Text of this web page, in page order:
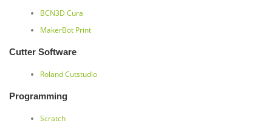
BCN3D Cura
MakerBot Print
Cutter Software
Roland Cutstudio
Programming
Scratch